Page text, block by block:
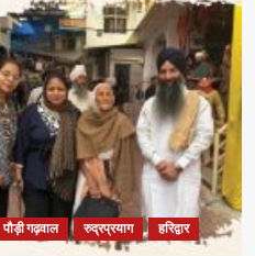
पौड़ी गढ़वाल रुद्रप्रयाग हरिद्वार